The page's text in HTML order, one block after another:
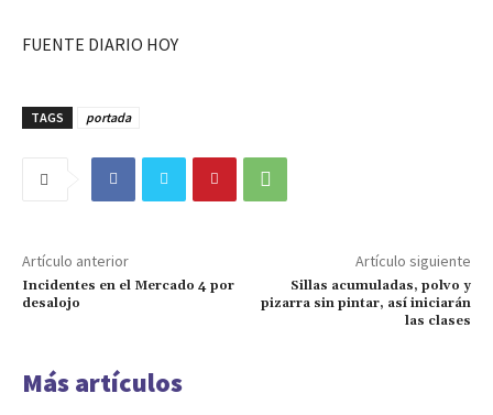
FUENTE DIARIO HOY
TAGS portada
Artículo anterior
Incidentes en el Mercado 4 por
desalojo
Artículo siguiente
Sillas acumuladas, polvo y
pizarra sin pintar, así iniciarán
las clases
Más artículos